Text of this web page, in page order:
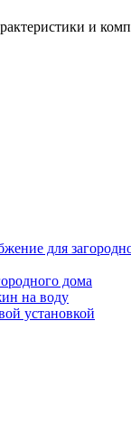
и
для
дома
на воду
установкой